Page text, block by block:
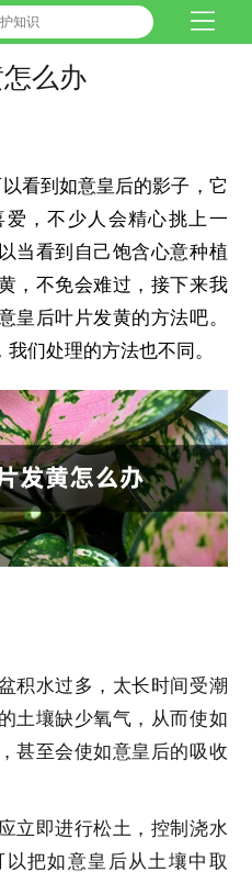
么办
看到如意皇后的影子，它
，不少人会精心挑上一
当看到自己饱含心意种植
，不免会难过，接下来我
皇后叶片发黄的方法吧。
们处理的方法也不同。
积水过多，太长时间受潮
土壤缺少氧气，从而使如
甚至会使如意皇后的吸收
立即进行松土，控制浇水
把如意皇后从土壤中取